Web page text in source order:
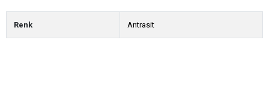
Renk Antrasit